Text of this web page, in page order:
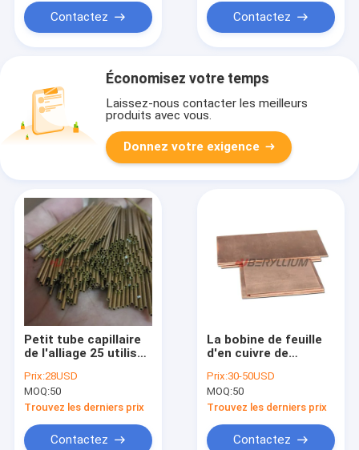
Contactez Contactez
Économisez votre temps
Laissez-nous contacter les meilleurs
produits avec vous.
Donnez votre exigence
Petit tube capillaire
de l'alliage 25 utilisé
matériel électrique
Prix:28USD
MOQ:50
Trouvez les derniers prix
Contactez
La bobine de feuille
d'en cuivre de
C17510 C17200
allient 2mmx200mm
pour des
connecteurs
Prix:30-50USD
MOQ:50
Trouvez les derniers prix
Contactez